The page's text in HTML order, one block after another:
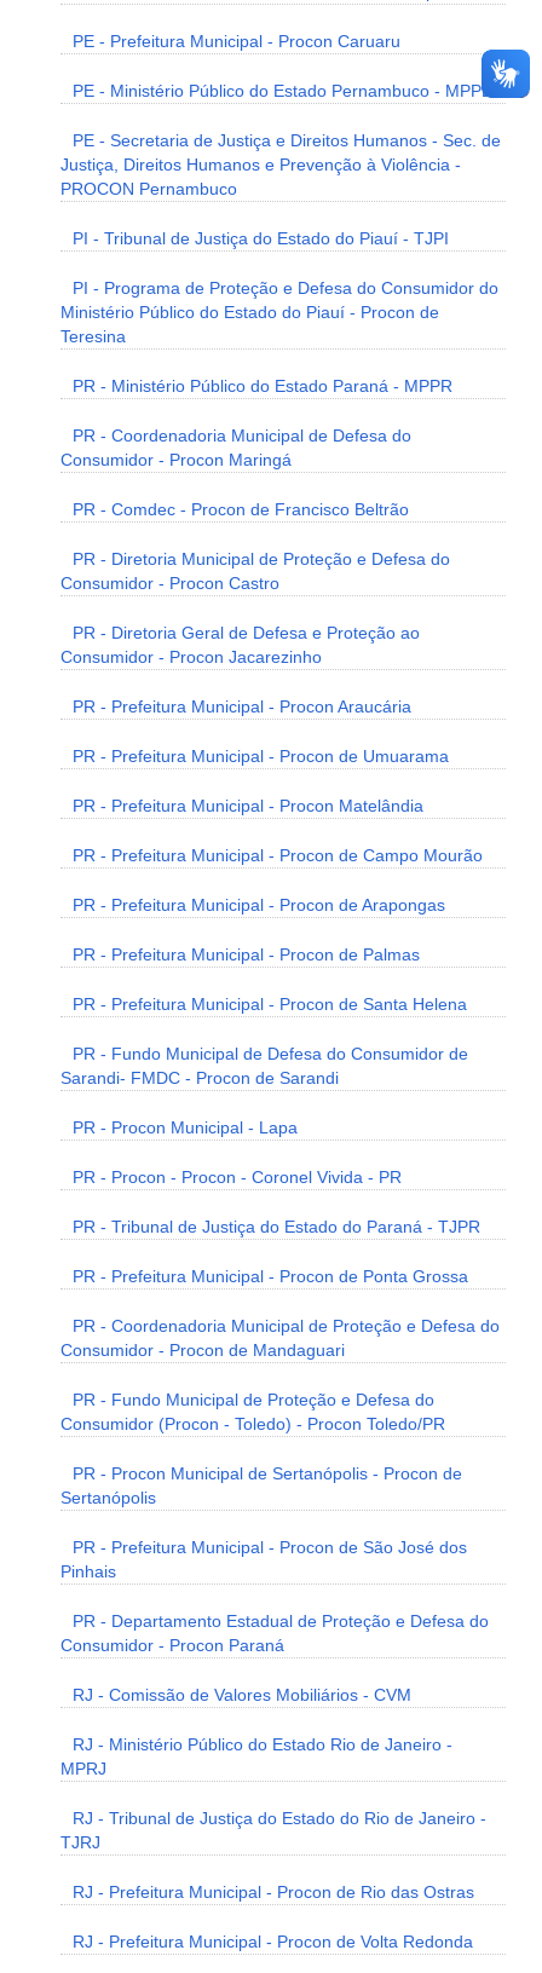
PE - Prefeitura Municipal - Procon Caruaru
PE - Ministério Público do Estado Pernambuco - MPPE
PE - Secretaria de Justiça e Direitos Humanos - Sec. de
Justiça, Direitos Humanos e Prevenção à Violência -
PROCON Pernambuco
PI - Tribunal de Justiça do Estado do Piauí - TJPI
PI - Programa de Proteção e Defesa do Consumidor do
Ministério Público do Estado do Piauí - Procon de
Teresina
PR - Ministério Público do Estado Paraná - MPPR
PR - Coordenadoria Municipal de Defesa do
Consumidor - Procon Maringá
PR - Comdec - Procon de Francisco Beltrão
PR - Diretoria Municipal de Proteção e Defesa do
Consumidor - Procon Castro
PR - Diretoria Geral de Defesa e Proteção ao
Consumidor - Procon Jacarezinho
PR - Prefeitura Municipal - Procon Araucária
PR - Prefeitura Municipal - Procon de Umuarama
PR - Prefeitura Municipal - Procon Matelândia
PR - Prefeitura Municipal - Procon de Campo Mourão
PR - Prefeitura Municipal - Procon de Arapongas
PR - Prefeitura Municipal - Procon de Palmas
PR - Prefeitura Municipal - Procon de Santa Helena
PR - Fundo Municipal de Defesa do Consumidor de
Sarandi- FMDC - Procon de Sarandi
PR - Procon Municipal - Lapa
PR - Procon - Procon - Coronel Vivida - PR
PR - Tribunal de Justiça do Estado do Paraná - TJPR
PR - Prefeitura Municipal - Procon de Ponta Grossa
PR - Coordenadoria Municipal de Proteção e Defesa do
Consumidor - Procon de Mandaguari
PR - Fundo Municipal de Proteção e Defesa do
Consumidor (Procon - Toledo) - Procon Toledo/PR
PR - Procon Municipal de Sertanópolis - Procon de
Sertanópolis
PR - Prefeitura Municipal - Procon de São José dos
Pinhais
PR - Departamento Estadual de Proteção e Defesa do
Consumidor - Procon Paraná
RJ - Comissão de Valores Mobiliários - CVM
RJ - Ministério Público do Estado Rio de Janeiro -
MPRJ
RJ - Tribunal de Justiça do Estado do Rio de Janeiro -
TJRJ
RJ - Prefeitura Municipal - Procon de Rio das Ostras
RJ - Prefeitura Municipal - Procon de Volta Redonda